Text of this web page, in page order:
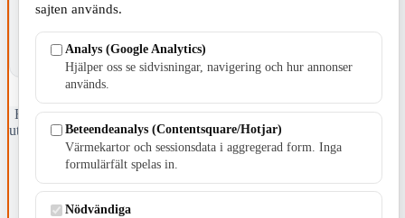
Fristående webbtidningsföretag grundat 1991 som sedan 2002 ger
ut tidningen Skillingaryd.nu och 2010 lanserades Värnamo.nu. Från
april 2026 omfattar Skillingaryd.nu tre kommuner: Gnosjö,
Värnamo och Vaggeryds kommun.
Kontakta oss
E-post: redaktionen@skillingaryd.nu
sajten används.
Analys (Google Analytics)
Hjälper oss se sidvisningar, navigering och hur annonser
används.
Beteendeanalys (Contentsquare/Hotjar)
Värmekartor och sessionsdata i aggregerad form. Inga
formulärfält spelas in.
Nödvändiga